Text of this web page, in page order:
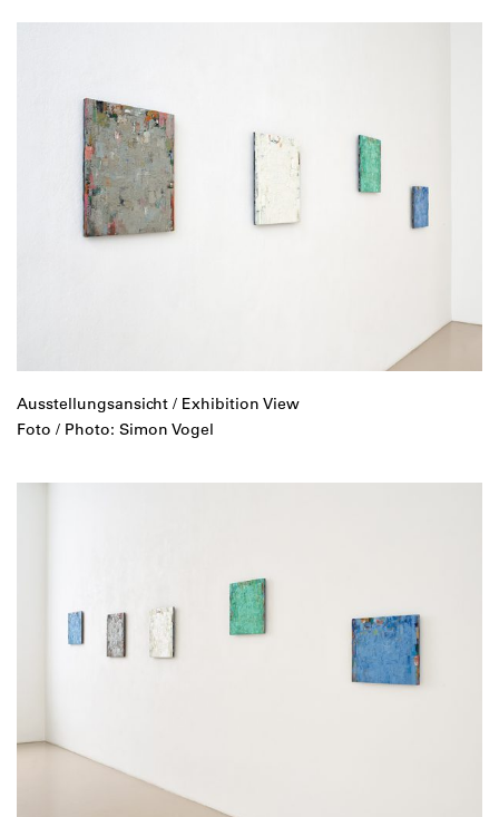
Ausstellungsansicht / Exhibition View
Foto / Photo: Simon Vogel